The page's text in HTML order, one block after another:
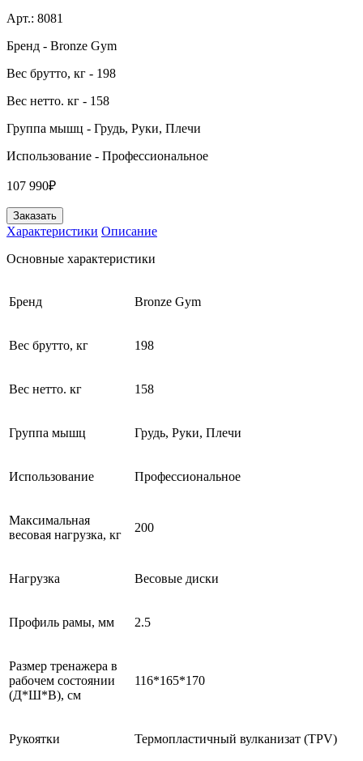
Арт.: 8081
Бренд - Bronze Gym
Вес брутто, кг - 198
Вес нетто. кг - 158
Группа мышц - Грудь, Руки, Плечи
Использование - Профессиональное
107 990₽
Заказать
Характеристики Описание
Основные характеристики
Бренд Bronze Gym
Вес брутто, кг 198
Вес нетто. кг 158
Группа мышц Грудь, Руки, Плечи
Использование Профессиональное
Максимальная
весовая нагрузка, кг
200
Нагрузка Весовые диски
Профиль рамы, мм 2.5
Размер тренажера в
рабочем состоянии
(Д*Ш*В), см
116*165*170
Рукоятки Термопластичный вулканизат (TPV)